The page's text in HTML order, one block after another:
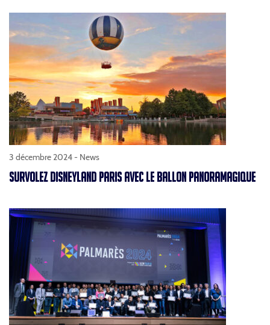
3 décembre 2024 - News
SURVOLEZ DISNEYLAND PARIS AVEC LE BALLON PANORAMAGIQUE